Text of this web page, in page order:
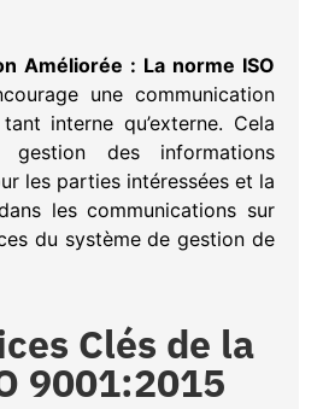
Améliorée : La norme ISO
une communication
interne qu’externe. Cela
gestion des informations
les parties intéressées et la
les communications sur
du système de gestion de
Clés de la
9001:2015